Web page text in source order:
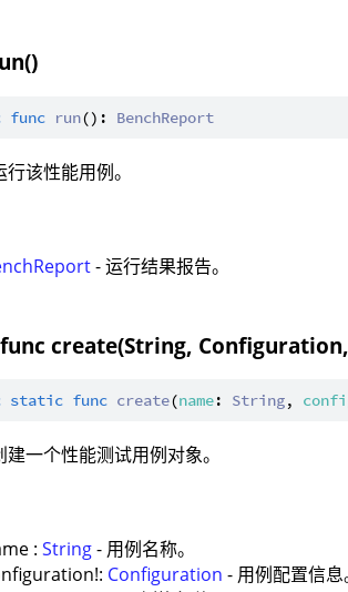
func run(): BenchReport
该性能用例。
- 运行结果报告。
create(String,
static func create(name: String,
一个性能测试用例对象。
:String- 用例名称。
Configuration - 用例配置信息